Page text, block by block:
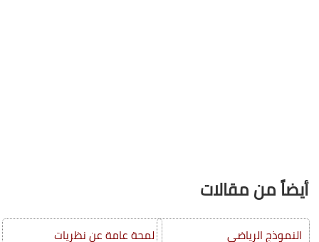
أيضاً من مقالات
النموذج الرياضي
لمحة عامة عن نظريات